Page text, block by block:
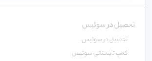
تحصیل در سوئیس
تحصیل در سوئیس
کمپ تابستانی سوئیس